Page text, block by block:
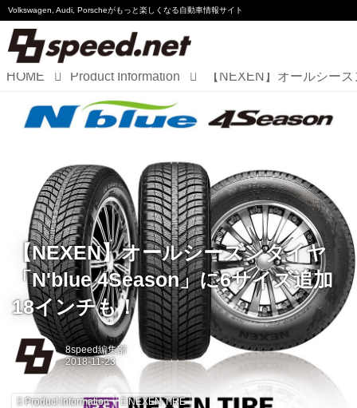
Volkswagen, Audi, Porscheがもっと楽しくなる自動車情報サイト
Audi
Porsche
Motorsport
Essay
HOME Product Information
【NEXEN】オールシーズンタイヤ
「N'blue 4Season」に6サイズ追加
18インチも！
8speed編集部
Product Information NEXEN TIRE